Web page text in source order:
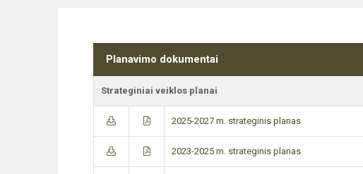
Planavimo dokumentai
Strateginiai veiklos planai
2025-2027 m. strateginis planas
2023-2025 m. strateginis planas